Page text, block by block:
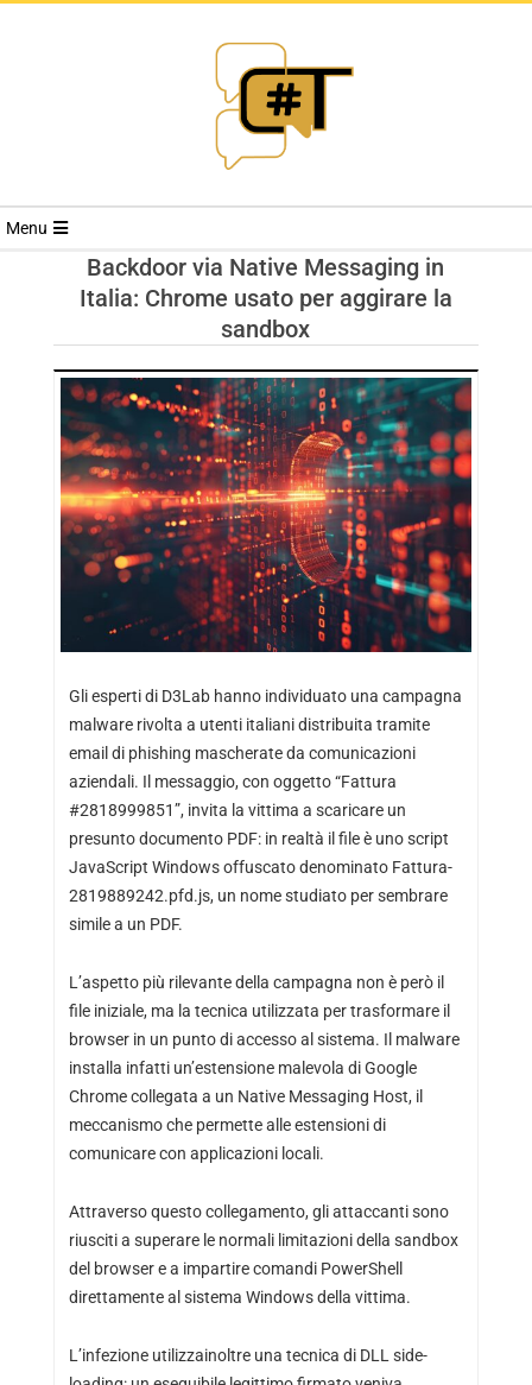
RIVISTA
TRENDS
Menu
Backdoor via Native Messaging in
Italia: Chrome usato per aggirare la
sandbox
Gli esperti di D3Lab hanno individuato una campagna
malware rivolta a utenti italiani distribuita tramite
email di phishing mascherate da comunicazioni
aziendali. Il messaggio, con oggetto “Fattura
#2818999851”, invita la vittima a scaricare un
presunto documento PDF: in realtà il file è uno script
JavaScript Windows offuscato denominato Fattura-
2819889242.pfd.js, un nome studiato per sembrare
simile a un PDF.
L’aspetto più rilevante della campagna non è però il
file iniziale, ma la tecnica utilizzata per trasformare il
browser in un punto di accesso al sistema. Il malware
installa infatti un’estensione malevola di Google
Chrome collegata a un Native Messaging Host, il
meccanismo che permette alle estensioni di
comunicare con applicazioni locali.
Attraverso questo collegamento, gli attaccanti sono
riusciti a superare le normali limitazioni della sandbox
del browser e a impartire comandi PowerShell
direttamente al sistema Windows della vittima.
L’infezione utilizzainoltre una tecnica di DLL side-